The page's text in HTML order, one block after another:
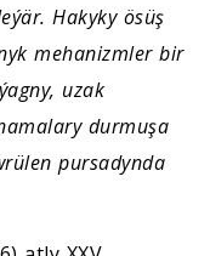
Hakyky ösüş
mehanizmler bir
uzak
durmuşa
pursadynda